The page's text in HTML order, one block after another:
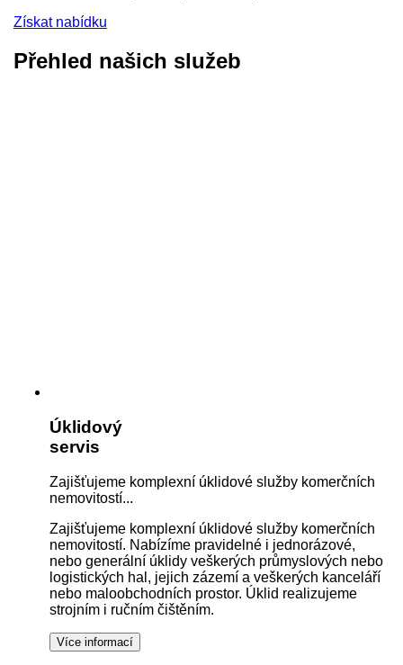
Získat nabídku
Přehled našich služeb
Úklidový
servis
Zajišťujeme komplexní úklidové služby komerčních
nemovitostí...
Zajišťujeme komplexní úklidové služby komerčních
nemovitostí. Nabízíme pravidelné i jednorázové,
nebo generální úklidy veškerých průmyslových nebo
logistických hal, jejich zázemí a veškerých kanceláří
nebo maloobchodních prostor. Úklid realizujeme
strojním i ručním čištěním.